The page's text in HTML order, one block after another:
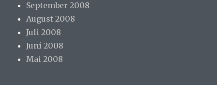
September 2008
August 2008
Juli 2008
Juni 2008
Mai 2008